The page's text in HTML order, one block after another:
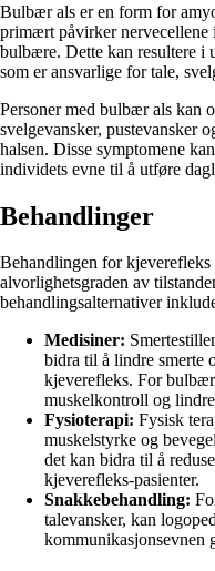
Bulbær als er en form for
primært påvirker nervecellene
bulbære. Dette kan resultere i
som er ansvarlige for tale,
Personer med bulbær als kan
svelgevansker, pustevansker
halsen. Disse symptomene
individets evne til å utføre
Behandlinger
Behandlingen for
alvorlighetsgraden av
behandlingsalternativer
Medisiner:
bidra til å lindre smerte
kjeverefleks. For
muskelkontroll og
Fysioterapi: Fysisk
muskelstyrke og
det kan bidra til å
kjeverefleks-pasienter.
Snakkebehandling:
talevansker, kan
kommunikasjonsevnen